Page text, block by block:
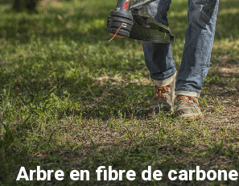
Arbre en fibre de carbone